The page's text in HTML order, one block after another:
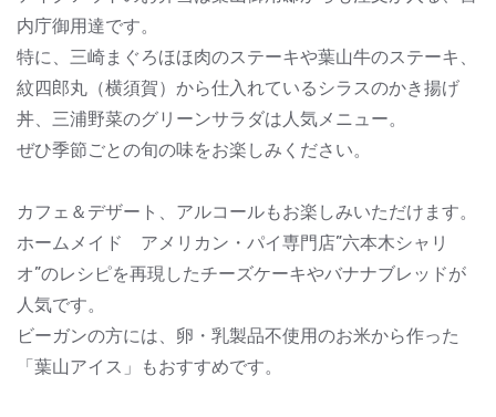
内庁御用達です。
特に、三崎まぐろほほ肉のステーキや葉山牛のステーキ、
紋四郎丸（横須賀）から仕入れているシラスのかき揚げ
丼、三浦野菜のグリーンサラダは人気メニュー。
ぜひ季節ごとの旬の味をお楽しみください。
カフェ＆デザート、アルコールもお楽しみいただけます。
ホームメイド アメリカン・パイ専門店”六本木シャリ
オ”のレシピを再現したチーズケーキやバナナブレッドが
人気です。
ビーガンの方には、卵・乳製品不使用のお米から作った
「葉山アイス」もおすすめです。